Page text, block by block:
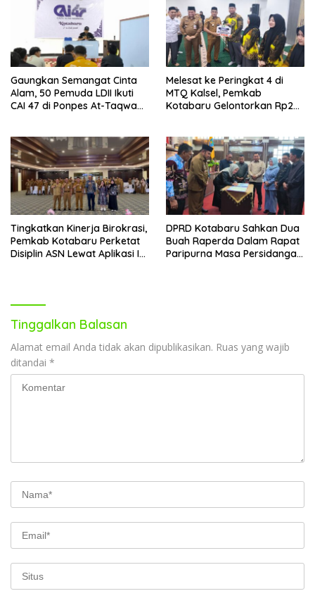
Gaungkan Semangat Cinta
Alam, 50 Pemuda LDII Ikuti
CAI 47 di Ponpes At-Taqwa
Melesat ke Peringkat 4 di
MTQ Kalsel, Pemkab
Kotabaru Gelontorkan Rp265
Tingkatkan Kinerja Birokrasi,
Pemkab Kotabaru Perketat
Disiplin ASN Lewat Aplikasi I-
DPRD Kotabaru Sahkan Dua
Buah Raperda Dalam Rapat
Paripurna Masa Persidangan
Tinggalkan Balasan
Alamat email Anda tidak akan dipublikasikan. Ruas yang wajib
ditandai *